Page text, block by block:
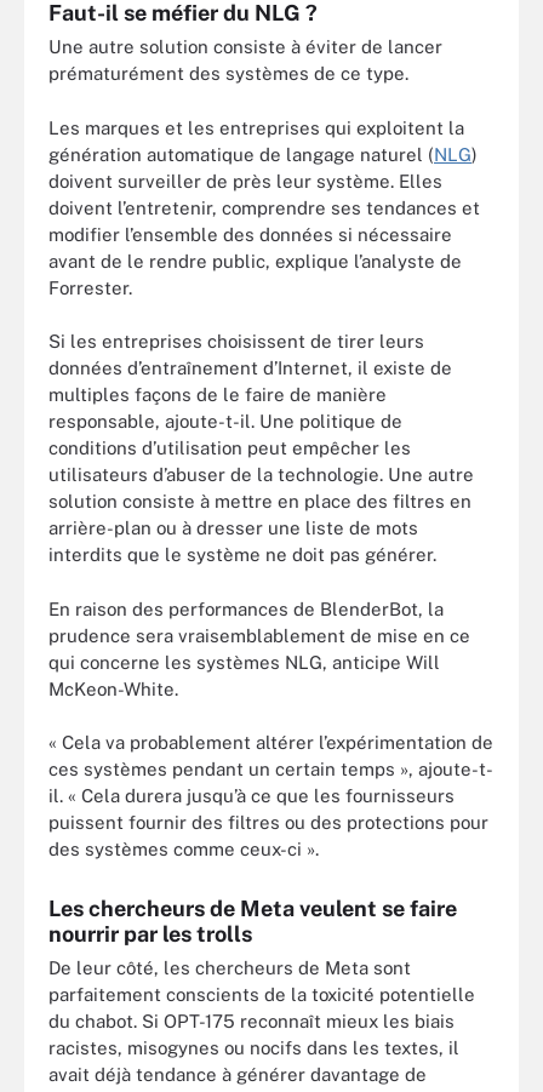
Faut-il se méfier du NLG ?
Une autre solution consiste à éviter de lancer
prématurément des systèmes de ce type.
Les marques et les entreprises qui exploitent la
génération automatique de langage naturel (NLG)
doivent surveiller de près leur système. Elles
doivent l’entretenir, comprendre ses tendances et
modifier l’ensemble des données si nécessaire
avant de le rendre public, explique l’analyste de
Forrester.
Si les entreprises choisissent de tirer leurs
données d’entraînement d’Internet, il existe de
multiples façons de le faire de manière
responsable, ajoute-t-il. Une politique de
conditions d’utilisation peut empêcher les
utilisateurs d’abuser de la technologie. Une autre
solution consiste à mettre en place des filtres en
arrière-plan ou à dresser une liste de mots
interdits que le système ne doit pas générer.
En raison des performances de BlenderBot, la
prudence sera vraisemblablement de mise en ce
qui concerne les systèmes NLG, anticipe Will
McKeon-White.
« Cela va probablement altérer l’expérimentation de
ces systèmes pendant un certain temps », ajoute-t-
il. « Cela durera jusqu’à ce que les fournisseurs
puissent fournir des filtres ou des protections pour
des systèmes comme ceux-ci ».
Les chercheurs de Meta veulent se faire
nourrir par les trolls
De leur côté, les chercheurs de Meta sont
parfaitement conscients de la toxicité potentielle
du chabot. Si OPT-175 reconnaît mieux les biais
racistes, misogynes ou nocifs dans les textes, il
avait déjà tendance à générer davantage de